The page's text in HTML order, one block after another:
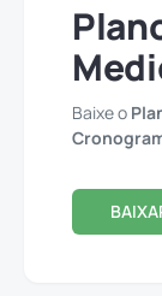
Baixe o